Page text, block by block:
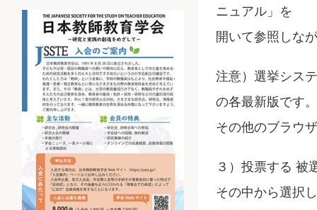
ニュアル」を
開いて参照しな
注意）選挙シス
の各最新版です。
その他のブラウ
３）投票する 被
その中から選択